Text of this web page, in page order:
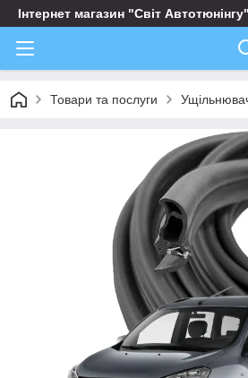
Інтернет магазин "Світ Автотюнінгу"
Товари та послуги